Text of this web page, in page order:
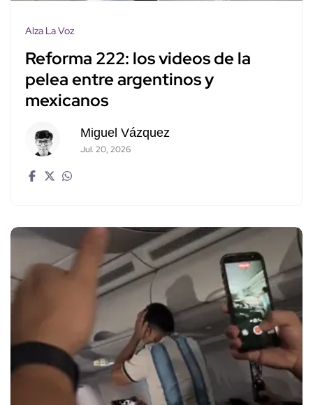
Alza La Voz
Reforma 222: los videos de la
pelea entre argentinos y
mexicanos
Miguel Vázquez
Jul. 20, 2026